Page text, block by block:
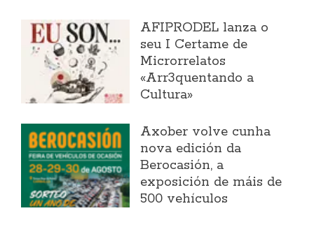
AFIPRODEL lanza o
seu I Certame de
Microrrelatos
«Arr3quentando a
Cultura»
Axober volve cunha
nova edición da
Berocasión, a
exposición de máis de
500 vehículos